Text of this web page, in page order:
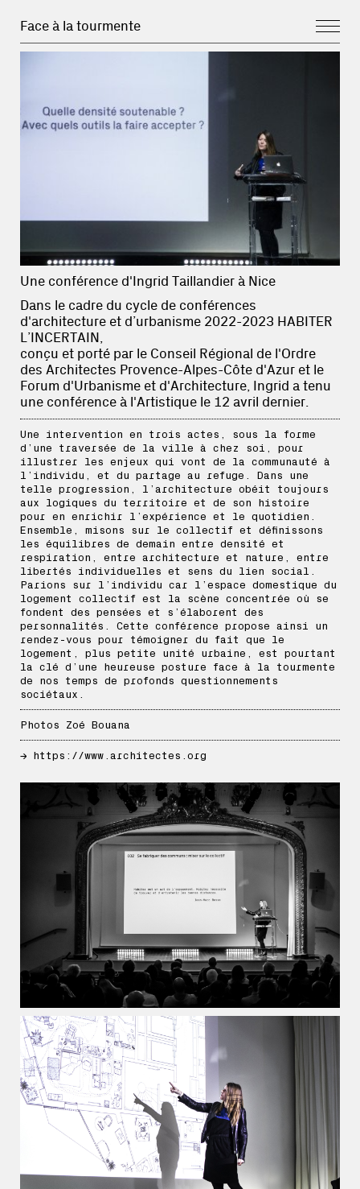
Face à la tourmente
Une conférence d'Ingrid Taillandier à Nice
Dans le cadre du cycle de conférences
d'architecture et d’urbanisme 2022-2023 HABITER
L’INCERTAIN,
conçu et porté par le Conseil Régional de l'Ordre
des Architectes Provence-Alpes-Côte d'Azur et le
Forum d'Urbanisme et d'Architecture, Ingrid a tenu
une conférence à l'Artistique le 12 avril dernier.
Une intervention en trois actes, sous la forme
d’une traversée de la ville à chez soi, pour
illustrer les enjeux qui vont de la communauté à
l’individu, et du partage au refuge. Dans une
telle progression, l’architecture obéit toujours
aux logiques du territoire et de son histoire
pour en enrichir l’expérience et le quotidien.
Ensemble, misons sur le collectif et définissons
les équilibres de demain entre densité et
respiration, entre architecture et nature, entre
libertés individuelles et sens du lien social.
Parions sur l’individu car l’espace domestique du
logement collectif est la scène concentrée où se
fondent des pensées et s’élaborent des
personnalités. Cette conférence propose ainsi un
rendez-vous pour témoigner du fait que le
logement, plus petite unité urbaine, est pourtant
la clé d’une heureuse posture face à la tourmente
de nos temps de profonds questionnements
sociétaux.
Photos Zoé Bouana
→ https://www.architectes.org